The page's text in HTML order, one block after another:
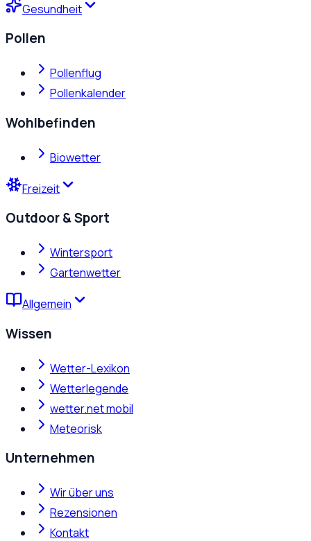
Gesundheit
Pollen
Pollenflug
Pollenkalender
Wohlbefinden
Biowetter
Freizeit
Outdoor & Sport
Wintersport
Gartenwetter
Allgemein
Wissen
Wetter-Lexikon
Wetterlegende
wetter.net mobil
Meteorisk
Unternehmen
Wir über uns
Rezensionen
Kontakt